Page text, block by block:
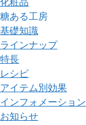
化粧品
糖ある工房
基礎知識
ラインナップ
特長
レシピ
アイテム別効果
インフォメーション
お知らせ